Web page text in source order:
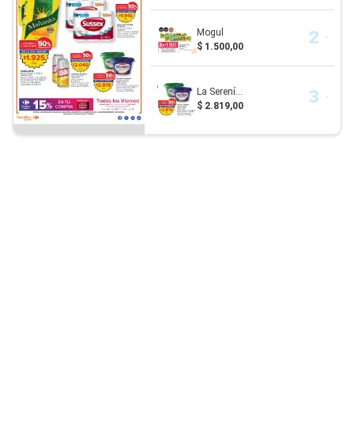
Mogul
$ 1.500,00
La Serení...
$ 2.819,00